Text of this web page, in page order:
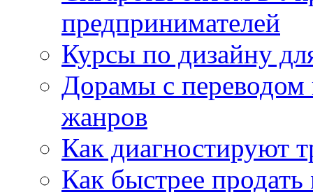
предпринимателей
Курсы по дизайну
Дорамы с переводом
жанров
Как диагностируют
Как быстрее